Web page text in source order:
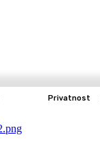
Privatnost